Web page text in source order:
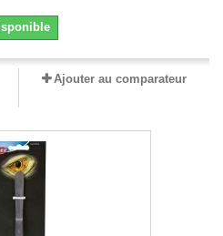
Ajouter au comparateur